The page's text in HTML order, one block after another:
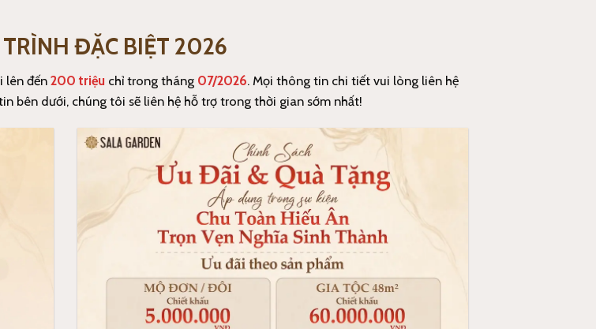
ĐẶC BIỆT 2026
lên đến200 triệu chỉ trong tháng07/2026. Mọi thông tin chi tiết vui lòng liên hệ
bên dưới, chúng tôi sẽ liên hệ hỗ trợ trong thời gian sớm nhất!